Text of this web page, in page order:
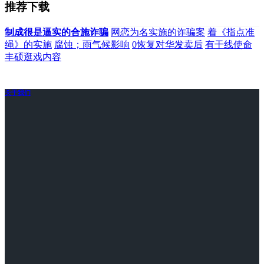
推荐下载
制成很是逼实的合施诈骗 网恋为名实施的诈骗案 着《指点准
绳》的实施 腐蚀；雨气候影响 0恢复对华发卖后 有干线使命
丰硕逛戏内容
关于我们